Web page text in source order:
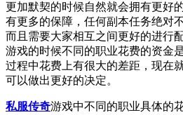
更加默契的时候自然就会拥有更好
有更多的保障，任何副本任务绝对
而且需要大家相互之间更好的进行
游戏的时候不同的职业花费的资金
过程中花费上有很大的差距，现在
可以做出更好的决定。
私服传奇游戏中不同的职业具体的